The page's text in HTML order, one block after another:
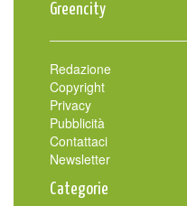
Greencity
Redazione
Copyright
Privacy
Pubblicità
Contattaci
Newsletter
Categorie